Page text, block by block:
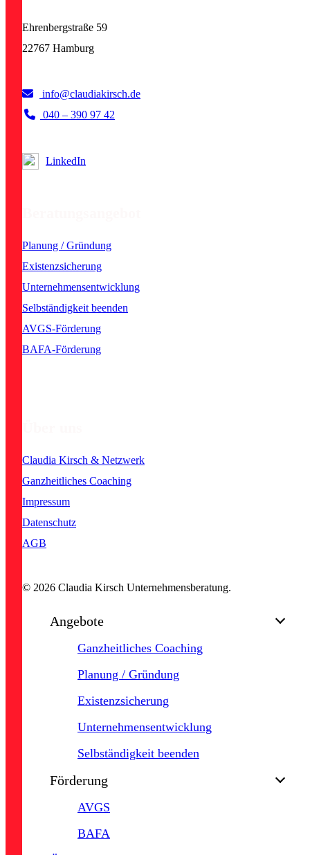
Ehrenbergstraße 59
22767 Hamburg
info@claudiakirsch.de
040 – 390 97 42
LinkedIn
Planung / Gründung
Existenzsicherung
Unternehmensentwicklung
Selbständigkeit beenden
AVGS-Förderung
BAFA-Förderung
Claudia Kirsch & Netzwerk
Ganzheitliches Coaching
Impressum
Datenschutz
AGB
© 2026 Claudia Kirsch Unternehmensberatung.
Angebote
Ganzheitliches Coaching
Planung / Gründung
Existenzsicherung
Unternehmensentwicklung
Selbständigkeit beenden
Förderung
AVGS
BAFA